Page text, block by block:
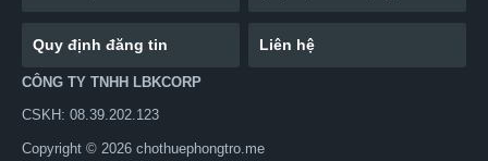
Quy định đăng tin Liên hệ
CÔNG TY TNHH LBKCORP
CSKH: 08.39.202.123
Copyright © 2026 chothuephongtro.me